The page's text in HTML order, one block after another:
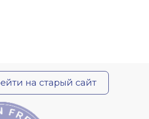
на старый сайт